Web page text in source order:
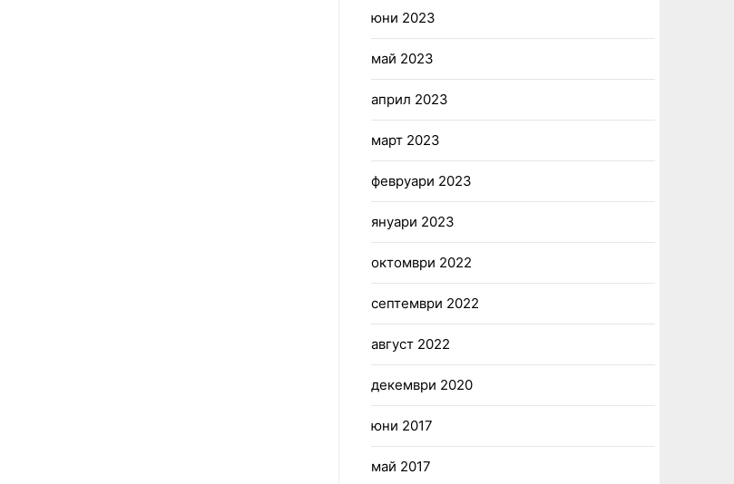
юни 2023
май 2023
април 2023
март 2023
февруари 2023
януари 2023
октомври 2022
септември 2022
август 2022
декември 2020
юни 2017
май 2017